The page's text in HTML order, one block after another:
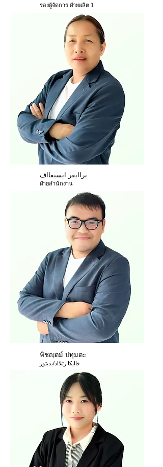
รองผู้จัดการ ฝ่ายผลิต 1
براايفر ايسيفااف
ฝ่ายสำนักงาน
พิชญฺตม์ ปทุมตะ
فاايكاارتلااد/يديتور